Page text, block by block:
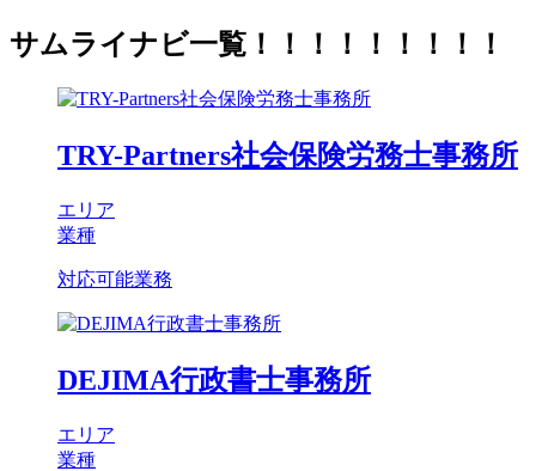
サムライナビ一覧！！！！！！！！！
TRY-Partners社会保険労務士事務所
エリア
業種
対応可能業務
DEJIMA行政書士事務所
エリア
業種